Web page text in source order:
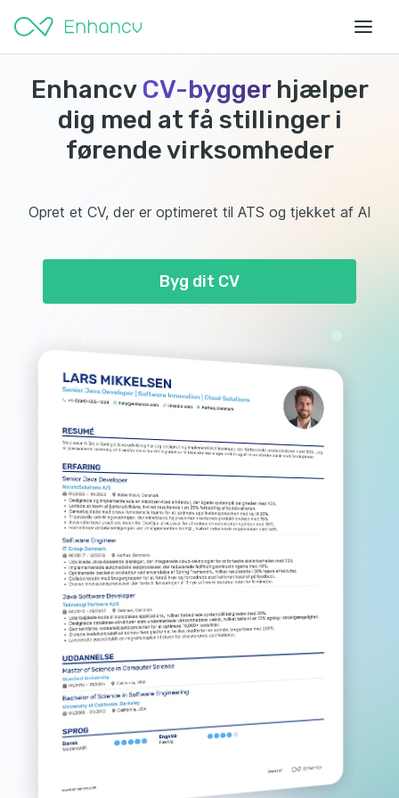
Enhancv CV-byggerhjælper
dig med at få stillinger i
førende virksomheder
Opret et CV, der er optimeret til ATS og tjekket af AI
Byg dit CV